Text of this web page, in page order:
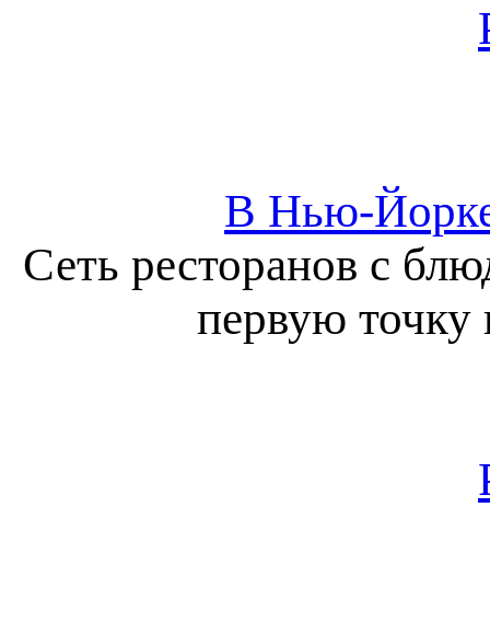
В Нью-
Сеть ресторанов с
первую